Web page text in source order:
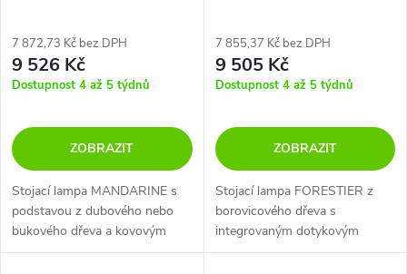
7 872,73 Kč bez DPH
9 526 Kč
Dostupnost 4 až 5 týdnů
ZOBRAZIT
Stojací lampa MANDARINE s
podstavou z dubového nebo
bukového dřeva a kovovým
stínidlem ve tvaru klece.
7 855,37 Kč bez DPH
9 505 Kč
Dostupnost 4 až 5 týdnů
ZOBRAZIT
Stojací lampa FORESTIER z
borovicového dřeva s
integrovaným dotykovým
stmívačem.